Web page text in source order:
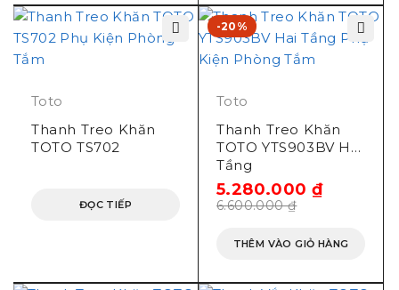
Toto
Thanh Treo Khăn
TOTO TS702
ĐỌC TIẾP
-20%
Toto
Thanh Treo Khăn
TOTO YTS903BV Hai
Tầng
6.600.000₫
5.280.000₫
THÊM VÀO GIỎ HÀNG